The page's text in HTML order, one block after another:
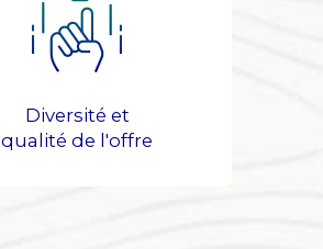
Diversité et
qualité de l'offre